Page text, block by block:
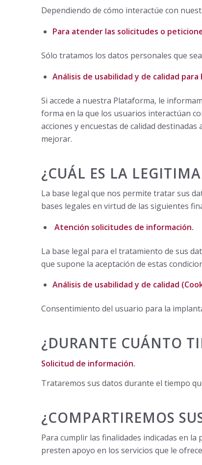
Dependiendo de cómo interactúe con
Para atender las solicitudes o
Sólo tratamos los datos personales que
Análisis de usabilidad y de calidad
Si accede a nuestra Plataforma, le
forma en la que los usuarios interactúan
acciones y encuestas de calidad
mejorar.
¿CUÁL ES LA
La base legal que nos permite tratar sus
bases legales en virtud de las siguientes
Atención solicitudes de información.
La base legal para el tratamiento de sus
que supone la aceptación de estas
Análisis de usabilidad y de calidad
Consentimiento del usuario para la
¿DURANTE CUÁNTO
Solicitud de información.
Trataremos sus datos durante el tiempo
¿COMPARTIREMOS
Para cumplir las finalidades indicadas en
presten apoyo en los servicios que le